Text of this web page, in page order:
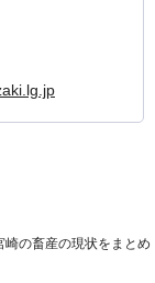
崎の畜産の現状をまとめ